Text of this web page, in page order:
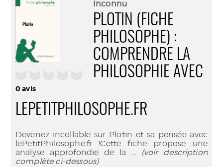
0avis
Inconnu
PLOTIN (FICHE
PHILOSOPHE) :
COMPRENDRE LA
PHILOSOPHIE AVEC
LEPETITPHILOSOPHE.FR
Devenez incollable sur Plotin et sa pensée avec
lePetitPhilosophe.fr !Cette fiche propose une
analyse approfondie de la ... (voir description
complète ci-dessous)